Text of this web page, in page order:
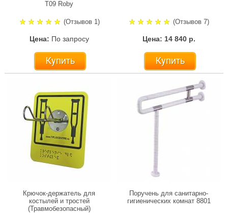
Т09 Roby
(Отзывов 1)
Цена: По запросу
Купить
(Отзывов 7)
Цена: 14 840 р.
Купить
Крючок-держатель для
костылей и тростей
(Травмобезопасный)
Поручень для санитарно-
гигиенических комнат 8801